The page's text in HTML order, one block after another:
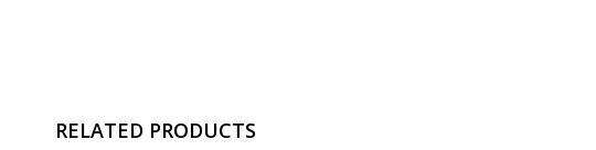
RELATED PRODUCTS